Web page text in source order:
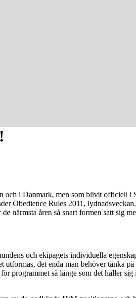
i Danmark, men som blivit officiell i
Obedience Rules 2011,
närmsta åren så snart formen satt sig
och ekipagets individuella
det enda man behöver tänka
programmet så länge som det håller